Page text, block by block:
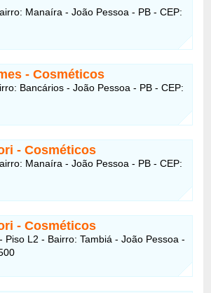
Manaíra - João Pessoa - PB - CEP:
- Cosméticos
Bancários - João Pessoa - PB - CEP:
- Cosméticos
Manaíra - João Pessoa - PB - CEP:
- Cosméticos
Piso L2 - Bairro: Tambiá - João Pessoa -